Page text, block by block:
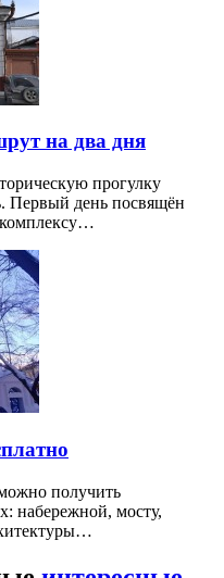
на два дня
прогулку
Первый день посвящён
получить
набережной, мосту,